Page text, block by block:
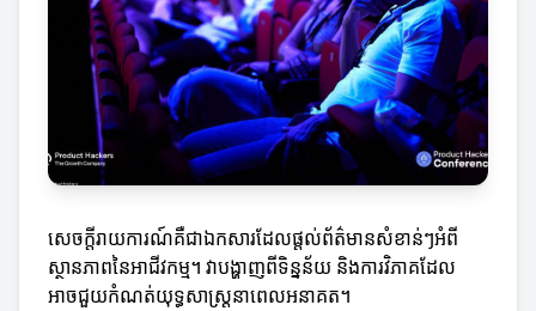
សេចក្តីរាយការណ៍គឺជាឯកសារដែលផ្តល់ព័ត៌មានសំខាន់ៗអំពី
ស្ថានភាពនៃអាជីវកម្ម។ វាបង្ហាញពីទិន្នន័យ និងការវិភាគដែល
អាចជួយកំណត់យុទ្ធសាស្ត្រនាពេលអនាគត។